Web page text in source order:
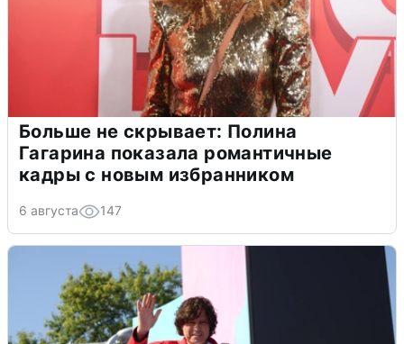
Больше не скрывает: Полина
Гагарина показала романтичные
кадры с новым избранником
6 августа 147